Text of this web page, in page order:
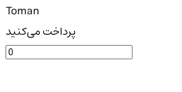
Toman
پرداخت می‌کنید